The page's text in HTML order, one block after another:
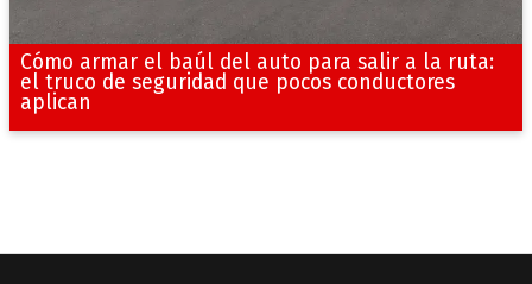
Cómo armar el baúl del auto para salir a la ruta:
el truco de seguridad que pocos conductores
aplican